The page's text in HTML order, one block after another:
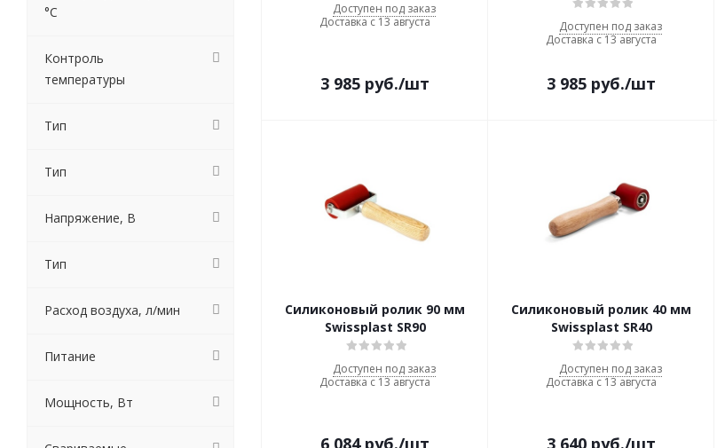
Доступен под заказ
Доставка с 13 августа
3 985 руб./шт
Доступен под заказ
Доставка с 13 августа
3 985 руб./шт
Силиконовый ролик 90 мм
Swissplast SR90
Доступен под заказ
Доставка с 13 августа
6 084руб./шт
Силиконовый ролик 40 мм
Swissplast SR40
Доступен под заказ
Доставка с 13 августа
3 640 руб./шт
°С
Контроль
температуры
Тип
Тип
Напряжение, В
Тип
Расход воздуха, л/мин
Питание
Мощность, Вт